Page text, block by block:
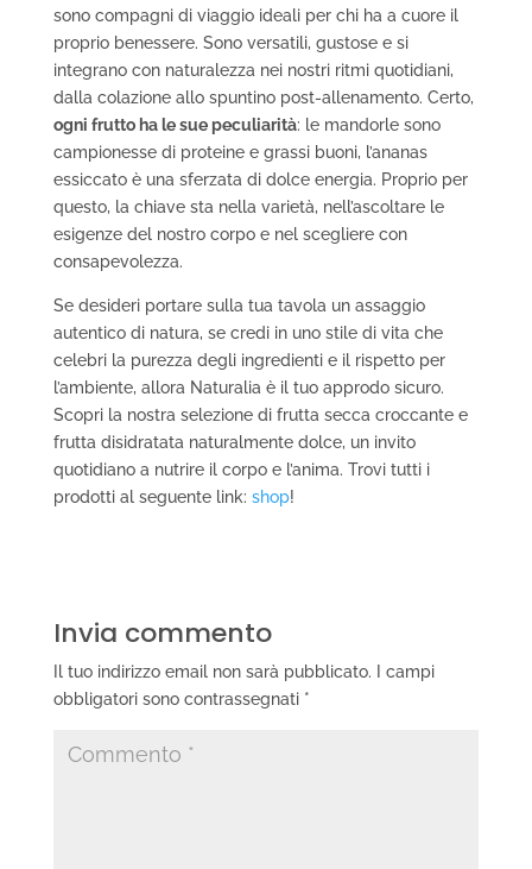
sono compagni di viaggio ideali per chi ha a cuore il
proprio benessere. Sono versatili, gustose e si
integrano con naturalezza nei nostri ritmi quotidiani,
dalla colazione allo spuntino post-allenamento. Certo,
ogni frutto ha le sue peculiarità: le mandorle sono
campionesse di proteine e grassi buoni, l’ananas
essiccato è una sferzata di dolce energia. Proprio per
questo, la chiave sta nella varietà, nell’ascoltare le
esigenze del nostro corpo e nel scegliere con
consapevolezza.
Se desideri portare sulla tua tavola un assaggio
autentico di natura, se credi in uno stile di vita che
celebri la purezza degli ingredienti e il rispetto per
l’ambiente, allora Naturalia è il tuo approdo sicuro.
Scopri la nostra selezione di frutta secca croccante e
frutta disidratata naturalmente dolce, un invito
quotidiano a nutrire il corpo e l’anima. Trovi tutti i
prodotti al seguente link: shop!
Invia commento
Il tuo indirizzo email non sarà pubblicato.
I campi
obbligatori sono contrassegnati *